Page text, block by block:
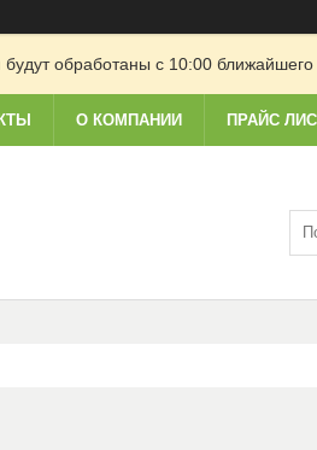
обработаны с 10:00 ближайшего
О КОМПАНИИ ПРАЙС